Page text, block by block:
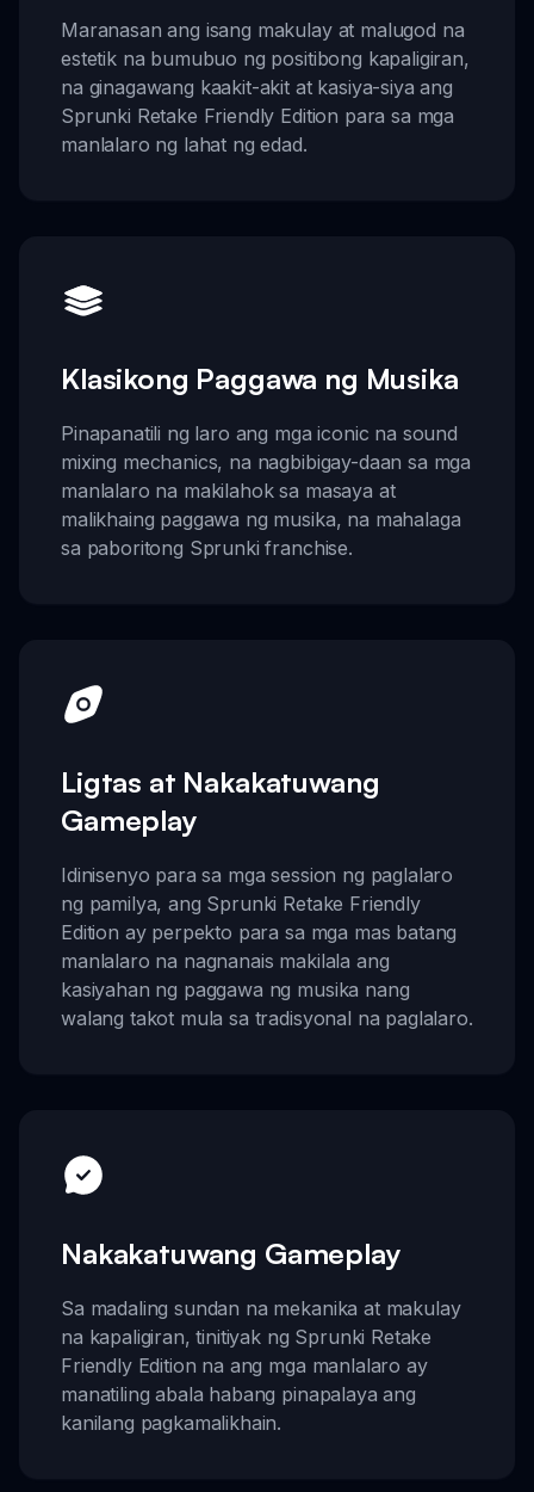
Maranasan ang isang makulay at malugod na
estetik na bumubuo ng positibong kapaligiran,
na ginagawang kaakit-akit at kasiya-siya ang
Sprunki Retake Friendly Edition para sa mga
manlalaro ng lahat ng edad.
Klasikong Paggawa ng Musika
Pinapanatili ng laro ang mga iconic na sound
mixing mechanics, na nagbibigay-daan sa mga
manlalaro na makilahok sa masaya at
malikhaing paggawa ng musika, na mahalaga
sa paboritong Sprunki franchise.
Ligtas at Nakakatuwang
Gameplay
Idinisenyo para sa mga session ng paglalaro
ng pamilya, ang Sprunki Retake Friendly
Edition ay perpekto para sa mga mas batang
manlalaro na nagnanais makilala ang
kasiyahan ng paggawa ng musika nang
walang takot mula sa tradisyonal na paglalaro.
Nakakatuwang Gameplay
Sa madaling sundan na mekanika at makulay
na kapaligiran, tinitiyak ng Sprunki Retake
Friendly Edition na ang mga manlalaro ay
manatiling abala habang pinapalaya ang
kanilang pagkamalikhain.